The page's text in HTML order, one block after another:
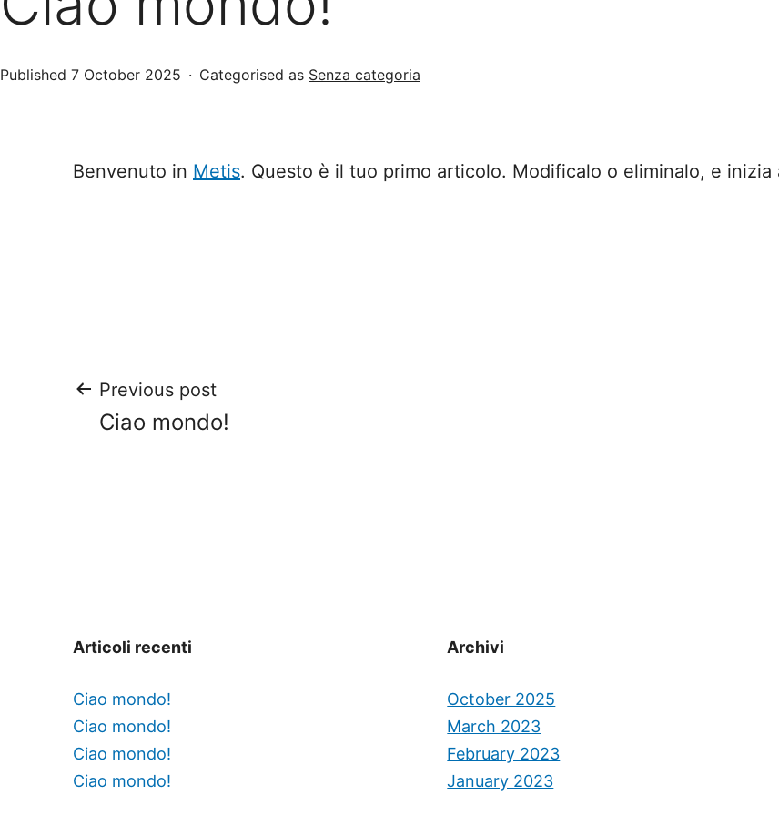
Published 7 October 2025 Categorised as Senza categoria
Benvenuto in Metis. Questo è il tuo primo articolo. Modificalo o eliminalo, e inizia
Post
Previous post
Ciao mondo!
Articoli recenti
Ciao mondo!
Ciao mondo!
Ciao mondo!
Ciao mondo!
Archivi
October 2025
March 2023
February 2023
January 2023